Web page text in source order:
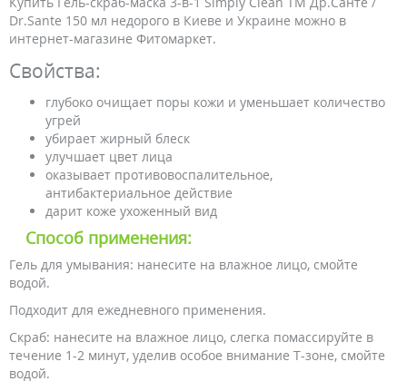
Dr.Sante 150 мл недорого в Киеве и Украине можно в
интернет-магазине Фитомаркет.
Свойства:
глубоко очищает поры кожи и уменьшает количество
угрей
убирает жирный блеск
улучшает цвет лица
оказывает противовоспалительное,
антибактериальное действие
дарит коже ухоженный вид
Способ применения:
Гель для умывания: нанесите на влажное лицо, смойте
водой.
Подходит для ежедневного применения.
Скраб: нанесите на влажное лицо, слегка помассируйте в
течение 1-2 минут, уделив особое внимание Т-зоне, смойте
водой.